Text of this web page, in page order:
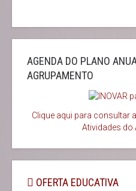
AGENDA DO PLANO
AGRUPAMENTO
Clique aqui para consultar
Atividades do
OFERTA EDUCATIVA